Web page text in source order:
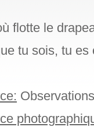
flotte le
tu sois, tu es